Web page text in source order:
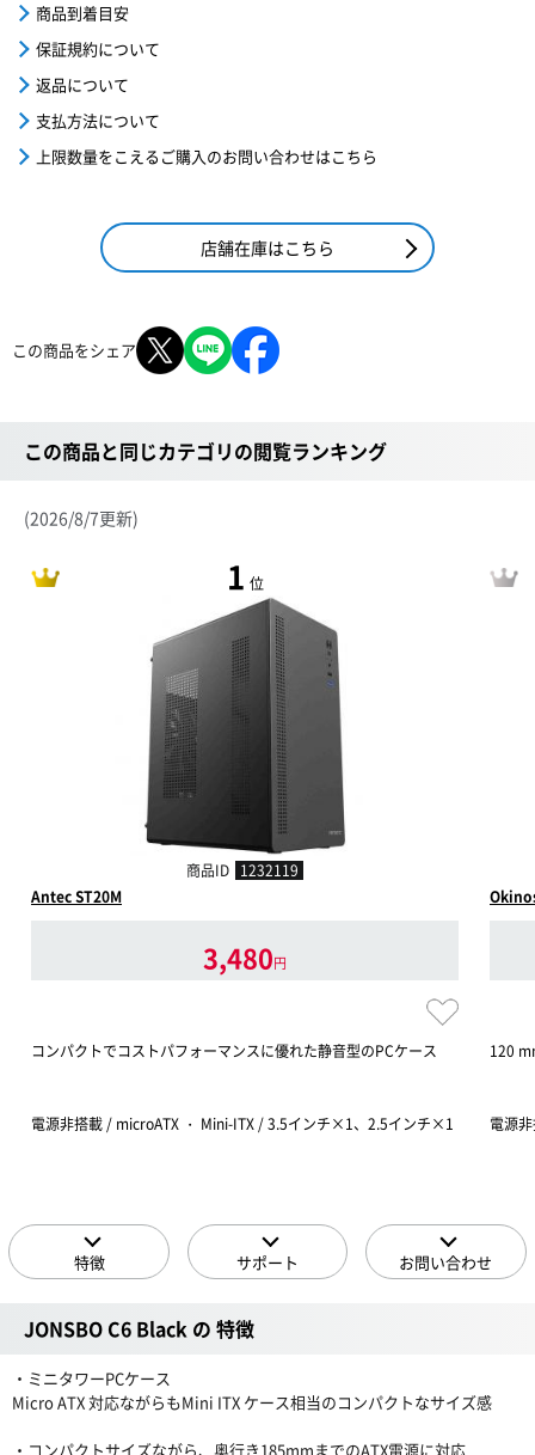
商品到着目安
保証規約について
返品について
支払方法について
上限数量をこえるご購入のお問い合わせはこちら
店舗在庫はこちら
この商品をシェア
この商品と同じカテゴリの閲覧ランキング
(2026/8/7更新)
1 位
商品ID 1232119
Antec ST20M
3,480円
コンパクトでコストパフォーマンスに優れた静音型のPCケース
電源非搭載 / microATX ・ Mini-ITX / 3.5インチ×1、2.5インチ×1
120
電源
特徴 サポート お問い合わせ
JONSBO C6 Black の 特徴
・ミニタワーPCケース
Micro ATX 対応ながらもMini ITX ケース相当のコンパクトなサイズ感
・コンパクトサイズながら、奥行き185mmまでのATX電源に対応